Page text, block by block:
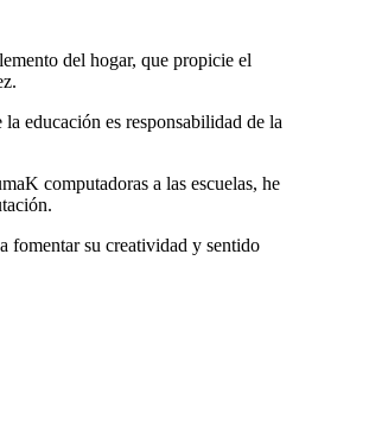
del hogar, que propicie el
educación es responsabilidad de la
computadoras a las escuelas, he
fomentar su creatividad y sentido